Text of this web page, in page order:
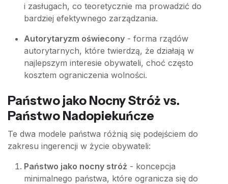
i zasługach, co teoretycznie ma prowadzić do
bardziej efektywnego zarządzania.
Autorytaryzm oświecony - forma rządów
autorytarnych, które twierdzą, że działają w
najlepszym interesie obywateli, choć często
kosztem ograniczenia wolności.
Państwo jako Nocny Stróż vs.
Państwo Nadopiekuńcze
Te dwa modele państwa różnią się podejściem do
zakresu ingerencji w życie obywateli:
Państwo jako nocny stróż - koncepcja
minimalnego państwa, które ogranicza się do